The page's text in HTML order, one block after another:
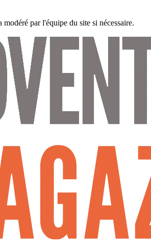
modéré par l'équipe du site si nécessaire.